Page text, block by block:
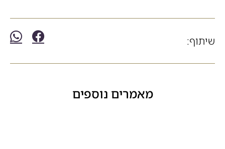
שיתוף:
מאמרים נוספים